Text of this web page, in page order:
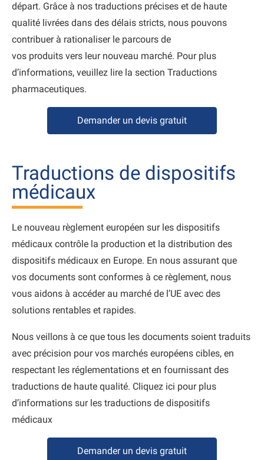
départ. Grâce à nos traductions précises et de haute
qualité livrées dans des délais stricts, nous pouvons
contribuer à rationaliser le parcours de
vos produits vers leur nouveau marché. Pour plus
d’informations, veuillez lire la section Traductions
pharmaceutiques.
Demander un devis gratuit
Traductions de dispositifs
médicaux
Le nouveau règlement européen sur les dispositifs
médicaux contrôle la production et la distribution des
dispositifs médicaux en Europe. En nous assurant que
vos documents sont conformes à ce règlement, nous
vous aidons à accéder au marché de l’UE avec des
solutions rentables et rapides.
Nous veillons à ce que tous les documents soient traduits
avec précision pour vos marchés européens cibles, en
respectant les réglementations et en fournissant des
traductions de haute qualité. Cliquez ici pour plus
d’informations sur les traductions de dispositifs
médicaux
Demander un devis gratuit